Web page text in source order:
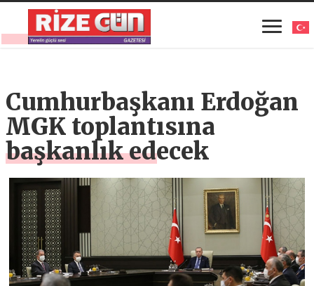
Cumhurbaşkanı Erdoğan
MGK toplantısına
başkanlık edecek